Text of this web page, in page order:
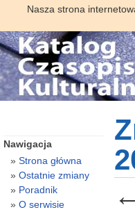
Nasza strona
←
Nawigacja
Strona główna
Ostatnie zmiany
Poradnik
O serwisie